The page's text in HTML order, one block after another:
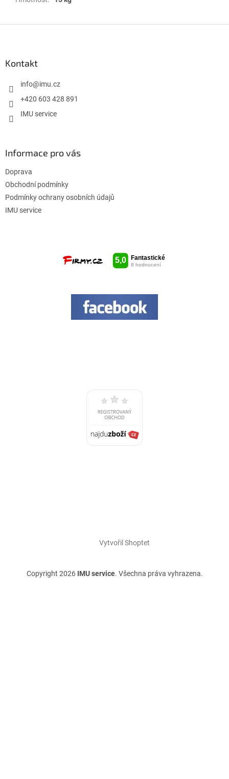
Kontakt
info@imu.cz
+420 603 428 891
IMU service
Informace pro vás
Doprava
Obchodní podmínky
Podmínky ochrany osobních údajů
IMU service
Vytvořil Shoptet
Copyright 2026 IMU service. Všechna práva vyhrazena.